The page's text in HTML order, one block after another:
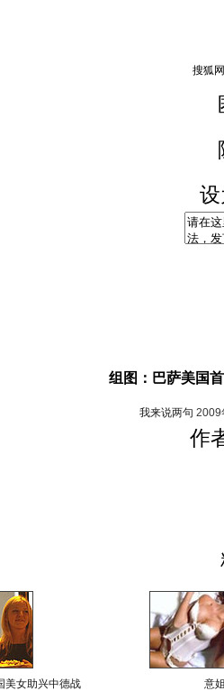
组图：巴萨美国
我来说两句 2009
作
美女助兴中德战 意